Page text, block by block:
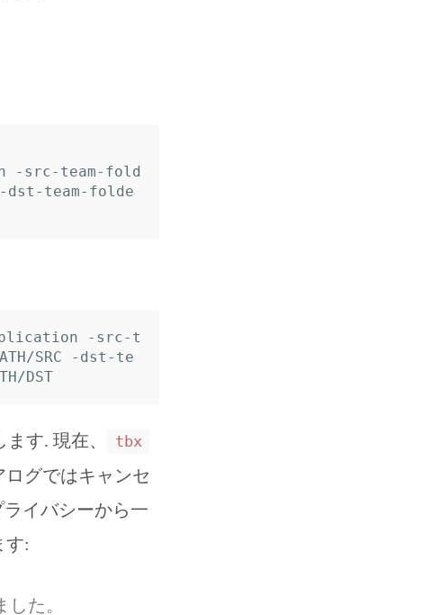
-src-team-fold
-dst-team-folde
-src-t
SRC -dst-te
す. 現在、 tbx
グではキャンセ
イバシーから一
す:
た。